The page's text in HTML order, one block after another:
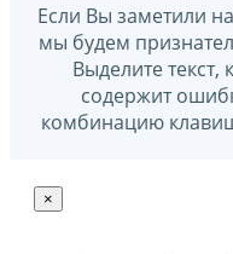
Если Вы заметили
мы будем
Выделите
содержит
комбинацию
×